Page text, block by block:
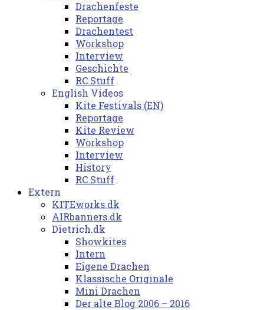
Drachenfeste
Reportage
Drachentest
Workshop
Interview
Geschichte
RC Stuff
English Videos
Kite Festivals (EN)
Reportage
Kite Review
Workshop
Interview
History
RC Stuff
Extern
KITEworks.dk
AIRbanners.dk
Dietrich.dk
Showkites
Intern
Eigene Drachen
Klassische Originale
Mini Drachen
Der alte Blog 2006 – 2016